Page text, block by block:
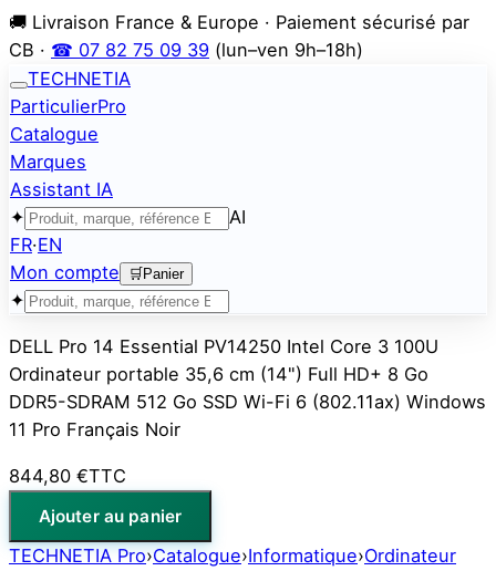
🚚 Livraison France & Europe · Paiement sécurisé par
CB · ☎ 07 82 75 09 39 (lun–ven 9h–18h)
TECHNETIA
ParticulierPro
Catalogue
Marques
Assistant IA
✦
AI
FR·EN
Mon compte
🛒 Panier
✦
DELL Pro 14 Essential PV14250 Intel Core 3 100U
Ordinateur portable 35,6 cm (14") Full HD+ 8 Go
DDR5-SDRAM 512 Go SSD Wi-Fi 6 (802.11ax) Windows
11 Pro Français Noir
844,80 €TTC
Ajouter au panier
TECHNETIA Pro›Catalogue›Informatique›Ordinateur